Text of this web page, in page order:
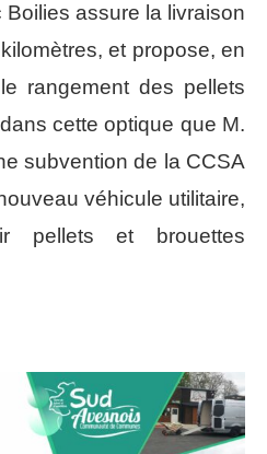
assure la livraison
et propose, en
rangement des pellets
cette optique que M.
subvention de la CCSA
véhicule utilitaire,
pellets et brouettes